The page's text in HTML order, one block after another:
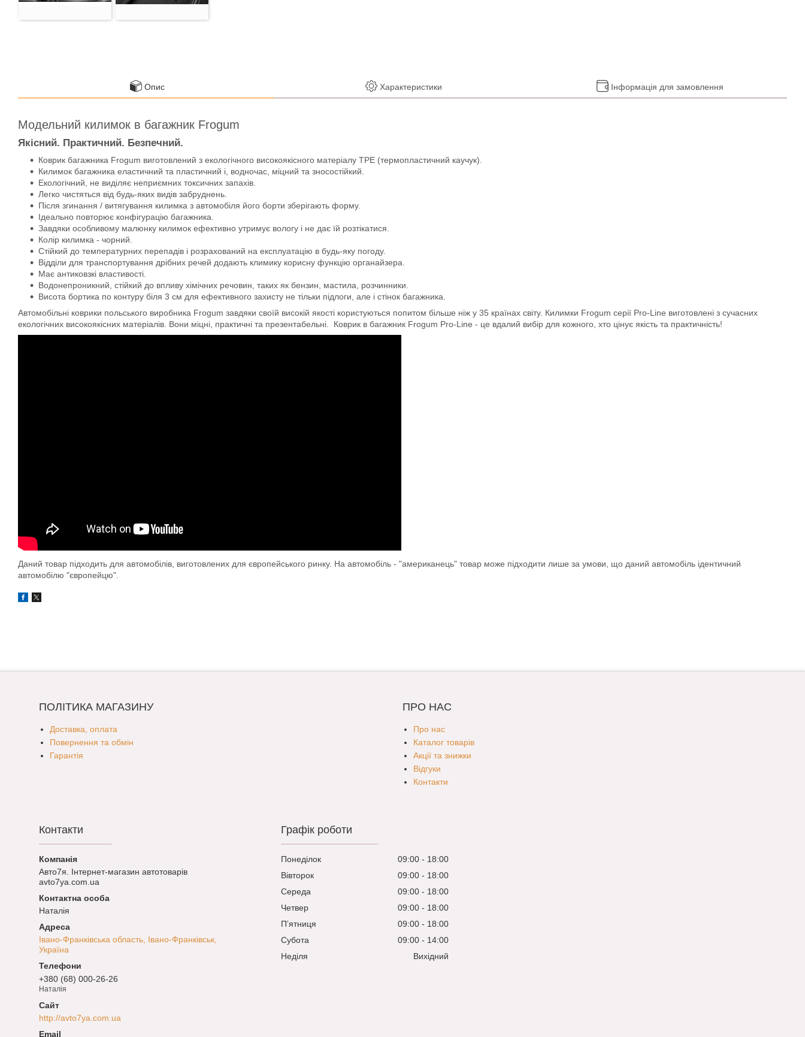
Опис Характеристики Інформація для замовлення
Модельний килимок в багажник Frogum
Якісний. Практичний. Безпечний.
Коврик багажника Frogum виготовлений з екологічного високоякісного матеріалу TPE (термопластичний каучук).
Килимок багажника еластичний та пластичний і, водночас, міцний та зносостійкий.
Екологічний, не виділяє неприємних токсичних запахів.
Легко чистяться від будь-яких видів забруднень.
Після згинання / витягування килимка з автомобіля його борти зберігають форму.
Ідеально повторює конфігурацію багажника.
Завдяки особливому малюнку килимок ефективно утримує вологу і не дає їй розтікатися.
Колір килимка - чорний.
Стійкий до температурних перепадів і розрахований на експлуатацію в будь-яку погоду.
Відділи для транспортування дрібних речей додають климику корисну функцію органайзера.
Має антиковзкі властивості.
Водонепроникний, стійкий до впливу хімічних речовин, таких як бензин, мастила, розчинники.
Висота бортика по контуру біля 3 см для ефективного захисту не тільки підлоги, але і стінок багажника.
Автомобільні коврики польського виробника Frogum завдяки своїй високій якості користуються попитом більше ніж у 35 країнах світу. Килимки Frogum серії Pro-Line виготовлені з сучасних
екологічних високоякісних матеріалів. Вони міцні, практичні та презентабельні. Коврик в багажник Frogum Pro-Line - це вдалий вибір для кожного, хто цінує якість та практичність!
Даний товар підходить для автомобілів, виготовлених для європейського ринку. На автомобіль - "американець" товар може підходити лише за умови, що даний автомобіль ідентичний
автомобілю "європейцю".
ПОЛІТИКА МАГАЗИНУ
Доставка, оплата
Повернення та обмін
Гарантія
ПРО НАС
Про нас
Каталог товарів
Акції та знижки
Відгуки
Контакти
Контакти
Авто7я. Інтернет-магазин автотоварів
avto7ya.com.ua
Наталія
Івано-Франківська область, Івано-Франківськ,
Україна
+380 (68) 000-26-26
Наталія
http://avto7ya.com.ua
Графік роботи
Понеділок 09:00
18:00
Вівторок
09:00
18:00
Середа
09:00
18:00
Четвер
09:00
18:00
Пʼятниця
09:00
18:00
Субота
09:00
14:00
Неділя
Вихідний